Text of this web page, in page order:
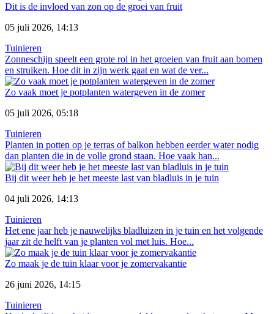
Dit is de invloed van zon op de groei van fruit
05 juli 2026, 14:13
Tuinieren
Zonneschijn speelt een grote rol in het groeien van fruit aan bomen
en struiken. Hoe dit in zijn werk gaat en wat de ver...
Zo vaak moet je potplanten watergeven in de zomer
05 juli 2026, 05:18
Tuinieren
Planten in potten op je terras of balkon hebben eerder water nodig
dan planten die in de volle grond staan. Hoe vaak han...
Bij dit weer heb je het meeste last van bladluis in je tuin
04 juli 2026, 14:13
Tuinieren
Het ene jaar heb je nauwelijks bladluizen in je tuin en het volgende
jaar zit de helft van je planten vol met luis. Hoe...
Zo maak je de tuin klaar voor je zomervakantie
26 juni 2026, 14:15
Tuinieren